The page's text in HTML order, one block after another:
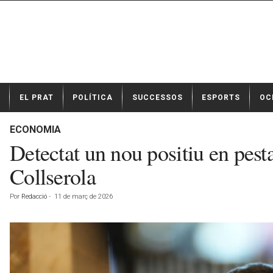
t
EL PRAT POLÍTICA SUCCESSOS ESPORTS OCI
ECONOMIA
Detectat un nou positiu en
Collserola
Por Redacció - 11 de març de 2026